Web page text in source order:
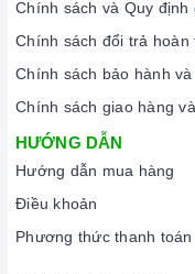
Chính sách và Quy định
Chính sách đổi trả hoàn
Chính sách bảo hành
Chính sách giao hàng
HƯỚNG DẪN
Hướng dẫn mua hàng
Điều khoản
Phương thức thanh toán